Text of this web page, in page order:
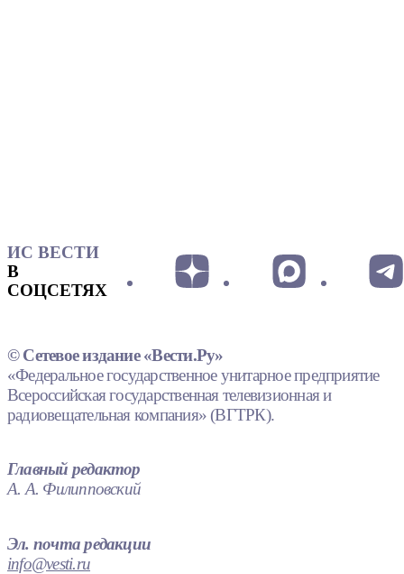
ИС ВЕСТИ
В
СОЦСЕТЯХ
© Сетевое издание «Вести.Ру»
«Федеральное государственное унитарное предприятие
Всероссийская государственная телевизионная и
радиовещательная компания» (ВГТРК).
Главный редактор
А. А. Филипповский
Эл. почта редакции
info@vesti.ru